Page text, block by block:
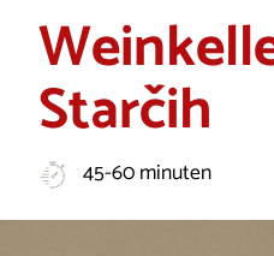
Starčih
45-60 minuten